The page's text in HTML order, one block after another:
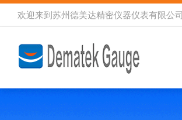
欢迎来到 苏州德美达精密仪器仪表有限公司